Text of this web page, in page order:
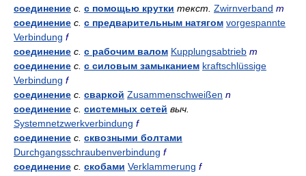
соединение с. с помощью крутки текст. Zwirnverband m
соединение с. с предварительным натягом vorgespannte
Verbindung f
соединение с. с рабочим валом Kupplungsabtrieb m
соединение с. с силовым замыканием kraftschlüssige
Verbindung f
соединение с. сваркой Zusammenschweißen n
соединение с. системных сетей выч.
Systemnetzwerkverbindung f
соединение с. сквозными болтами
Durchgangsschraubenverbindung f
соединение с. скобами Verklammerung f